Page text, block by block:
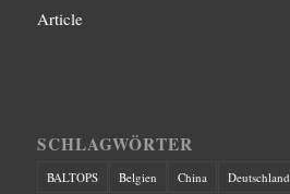
Article
SCHLAGWÖRTER
BALTOPS Belgien China Deutschland